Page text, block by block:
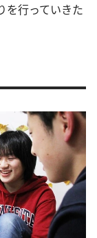
を行っていきた